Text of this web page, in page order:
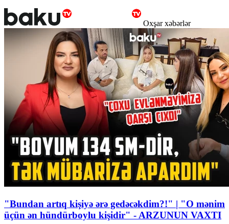
Oxşar xəbərlər
"Bundan artıq kişiyə ərə gedəcəkdim?!" | "O mənim
üçün ən hündürboylu kişidir" - ARZUNUN VAXTI